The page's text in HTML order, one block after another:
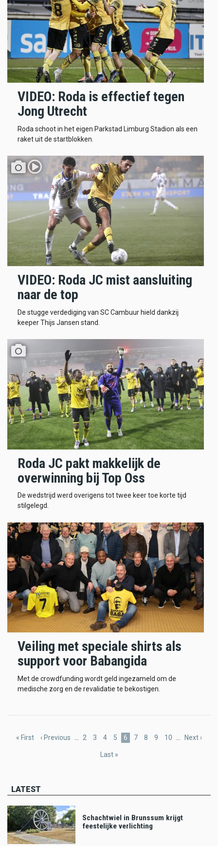
VIDEO: Roda is effectief tegen
Jong Utrecht
Roda schoot in het eigen Parkstad Limburg Stadion als een
raket uit de startblokken.
VIDEO: Roda JC mist aansluiting
naar de top
De stugge verdediging van SC Cambuur hield dankzij
keeper Thijs Jansen stand.
Roda JC pakt makkelijk de
overwinning bij Top Oss
De wedstrijd werd overigens tot twee keer toe korte tijd
stilgelegd.
Veiling met speciale shirts als
support voor Babangida
Met de crowdfunding wordt geld ingezameld om de
medische zorg en de revalidatie te bekostigen.
First
« First
Previous
‹ Previous … Page
2 Page
3 Page
4 Page
5
Current
6 Page
7 Page
8 Page
9 Page
10 …
Next
Next ›
Last
Last »
LATEST
Schachtwiel in Brunssum krijgt
feestelijke verlichting